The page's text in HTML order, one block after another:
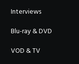
Interviews
Blu-ray & DVD
VOD & TV